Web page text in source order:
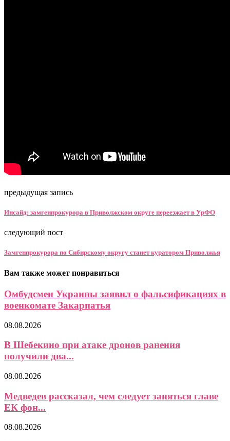
предыдущая запись
Инсайд: замгенпрокурора в Приволжском округе переезжает в УрФО
следующий пост
Замгенпрокурора по Сибирскому округу станет куратором Приволжья
Вам также может понравиться
Омбудсмен Украины заявил о фальсификациях в
военкомате Закарпатья
08.08.2026
В Шебекино при атаке дронов ранения
получили два...
08.08.2026
Медведев рассказал, чем следует заняться главе
ЕК фон...
08.08.2026